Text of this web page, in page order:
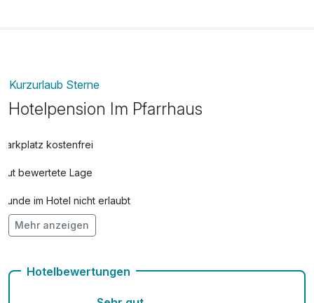
Kurzurlaub Sterne
Hotelpension Im Pfarrhaus
Parkplatz kostenfrei
Gut bewertete Lage
Hunde im Hotel nicht erlaubt
Fahrradverleih
Mehr anzeigen
Hotelbewertungen